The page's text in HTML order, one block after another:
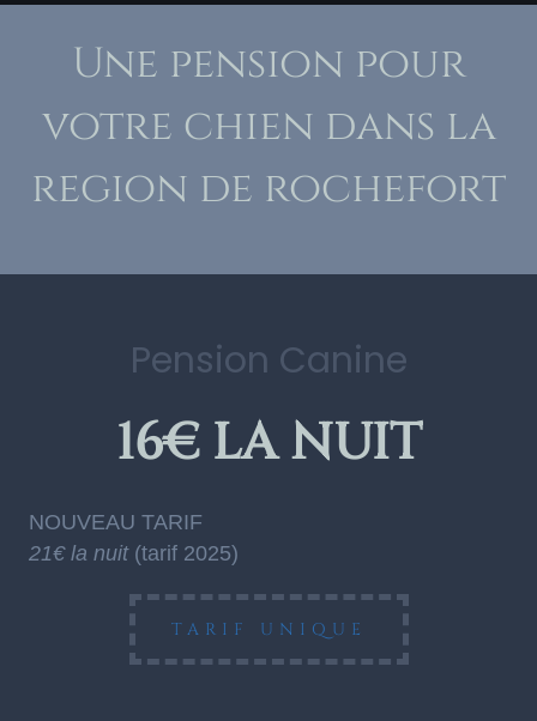
Une pension pour
votre chien dans la
region de rochefort
Pension Canine
16€ LA NUIT
NOUVEAU TARIF
21€ la nuit (tarif 2025)
TARIF UNIQUE